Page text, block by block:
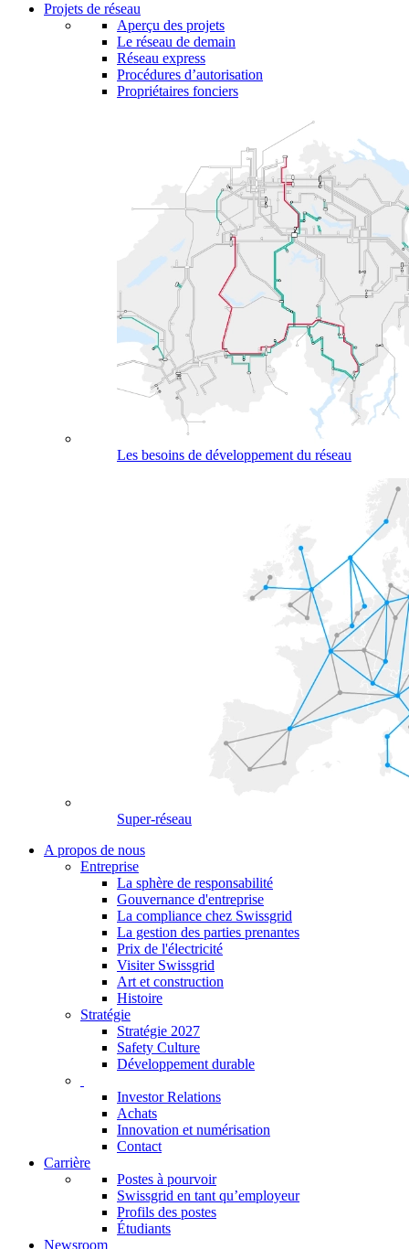
Projets de réseau
Aperçu des projets
Le réseau de demain
Réseau express
Procédures d’autorisation
Propriétaires fonciers
Les besoins de développement du réseau
Super-réseau
A propos de nous
Entreprise
La sphère de responsabilité
Gouvernance d'entreprise
La compliance chez Swissgrid
La gestion des parties prenantes
Prix de l'électricité
Visiter Swissgrid
Art et construction
Histoire
Stratégie
Stratégie 2027
Safety Culture
Développement durable
Investor Relations
Achats
Innovation et numérisation
Contact
Carrière
Postes à pourvoir
Swissgrid en tant qu’employeur
Profils des postes
Étudiants
Newsroom